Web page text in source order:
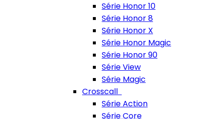
Série Honor 10
Série Honor 8
Série Honor X
Série Honor Magic
Série Honor 90
Série View
Série Magic
Crosscall
Série Action
Série Core